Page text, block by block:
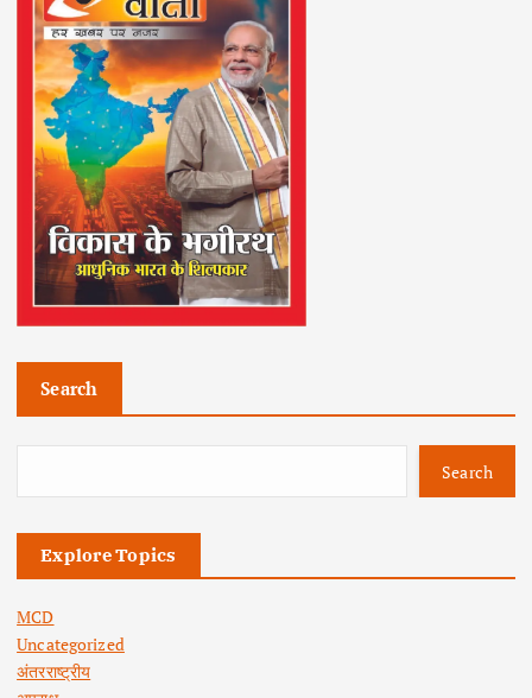
Search
Search
Explore Topics
MCD
Uncategorized
अंतरराष्ट्रीय